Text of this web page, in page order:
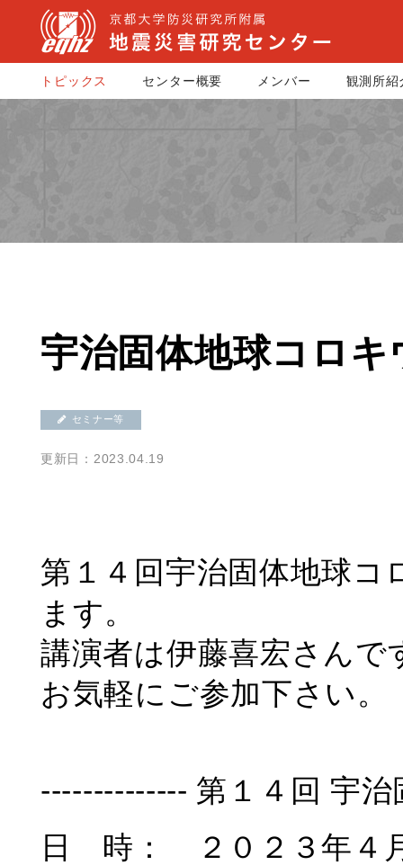
トピックス センター概要 メンバー 観測所紹
宇治固体地球コロ
セミナー等
更新日：2023.04.19
第１４回宇治固体地球
ます。
講演者は伊藤喜宏さんで
お気軽にご参加下さい。
-------------- 第１４回 宇
日 時： ２０２３年４